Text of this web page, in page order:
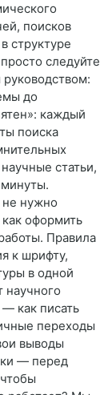
поисков
структуре
следуйте
до
каждый
поиска
статьи,
минуты.
нужно
оформить
Правила
к шрифту,
в одной
научного
как писать
переходы
выводы
— перед